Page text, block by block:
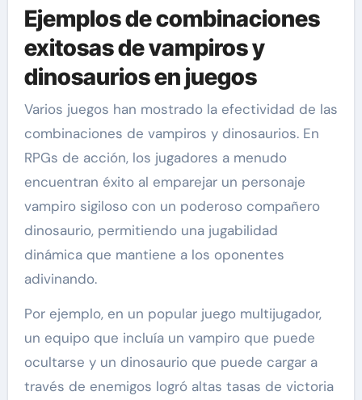
Ejemplos de combinaciones
exitosas de vampiros y
dinosaurios en juegos
Varios juegos han mostrado la efectividad de las
combinaciones de vampiros y dinosaurios. En
RPGs de acción, los jugadores a menudo
encuentran éxito al emparejar un personaje
vampiro sigiloso con un poderoso compañero
dinosaurio, permitiendo una jugabilidad
dinámica que mantiene a los oponentes
adivinando.
Por ejemplo, en un popular juego multijugador,
un equipo que incluía un vampiro que puede
ocultarse y un dinosaurio que puede cargar a
través de enemigos logró altas tasas de victoria